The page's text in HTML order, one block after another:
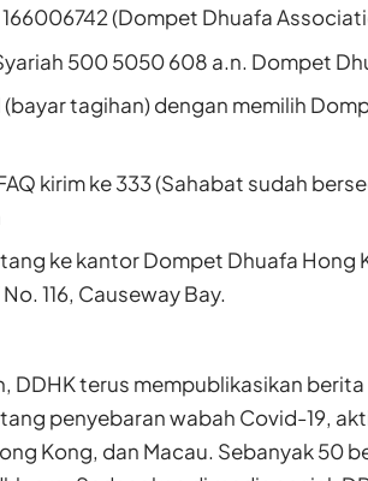
166006742 (Dompet Dhuafa
500 5050 608 a.n. Dompet
tagihan) dengan memilih
kirim ke 333 (Sahabat sudah
ke kantor Dompet Dhuafa Hong
116, Causeway Bay.
DDHK terus mempublikasikan
penyebaran wabah Covid-19,
Kong, dan Macau. Sebanyak 50